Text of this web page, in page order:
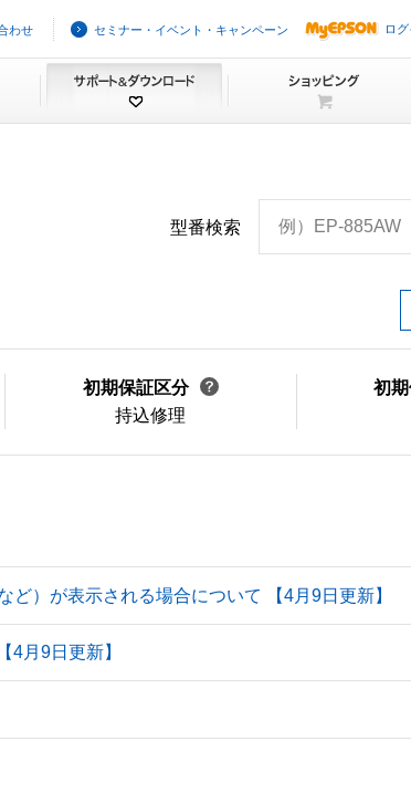
わせ セミナー・イベント・キャンペーン ロ
型番検索 例）EP-885AW
初期保証区分
持込修理
初
）が表示される場合について 【4月9日更新】
4月9日更新】